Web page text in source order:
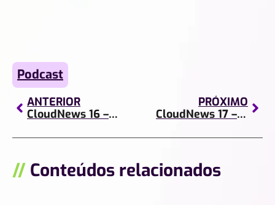
Podcast
ANTERIOR
CloudNews 16 – 2021 chegou! O que podemos esperar?
PRÓXIMO
CloudNews 17 – Lançamentos, atualizações e nova política de privacidade do Whatsapp
// Conteúdos relacionados